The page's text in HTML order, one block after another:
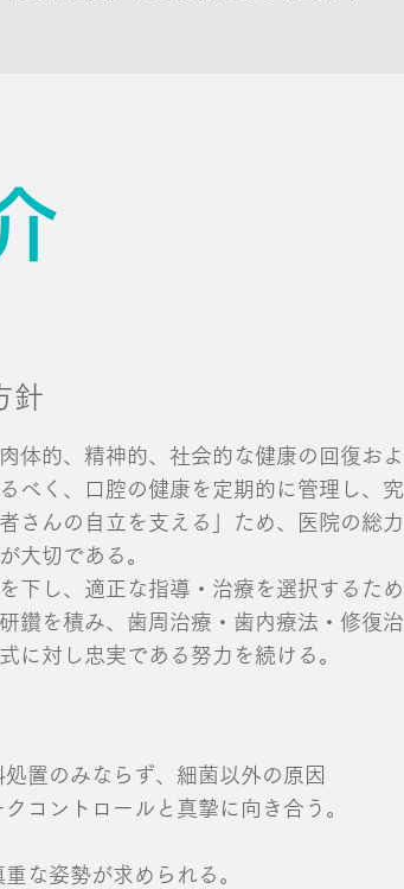
針
体的、精神的、社会的な健康の回復およ
べく、口腔の健康を定期的に管理し、究
さんの自立を支える」ため、医院の総力
大切である。
下し、適正な指導・治療を選択するため
鑽を積み、歯周治療・歯内療法・修復治
に対し忠実である努力を続ける。​
置のみならず、細菌以外の原因
コントロールと真摯に向き合う。
な姿勢が求められる。